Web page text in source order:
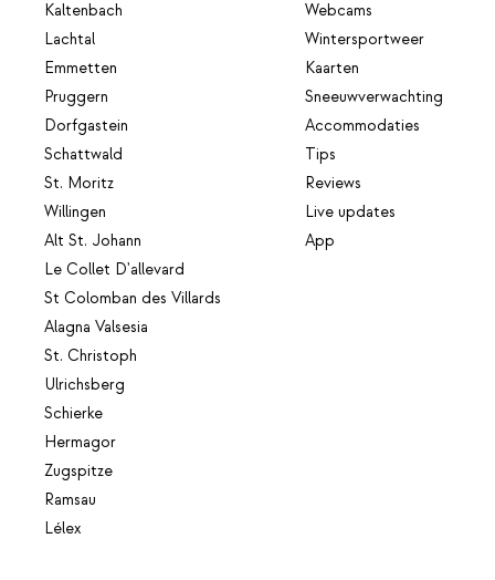
Kaltenbach
Lachtal
Emmetten
Pruggern
Dorfgastein
Schattwald
St. Moritz
Willingen
Alt St. Johann
Le Collet D'allevard
St Colomban des Villards
Alagna Valsesia
St. Christoph
Ulrichsberg
Schierke
Hermagor
Zugspitze
Ramsau
Lélex
Webcams
Wintersportweer
Kaarten
Sneeuwverwachting
Accommodaties
Tips
Reviews
Live updates
App